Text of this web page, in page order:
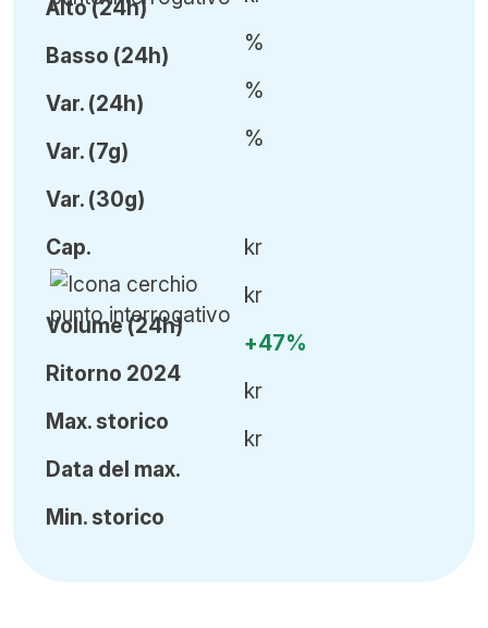
Alto (24h)
Basso (24h)
Var. (24h)
Var. (7g)
Var. (30g)
%
%
%
Cap.
Volume (24h)
Ritorno 2024
Max. storico
Data del max.
Min. storico
kr
kr
+47%
kr
kr